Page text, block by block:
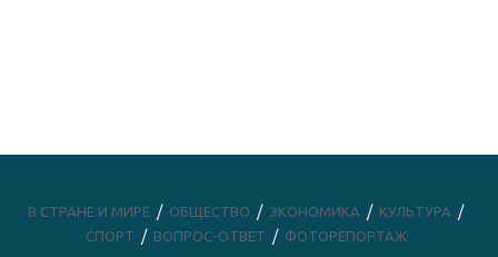
В СТРАНЕ И МИРЕ ОБЩЕСТВО ЭКОНОМИКА
КУЛЬТУРА
СПОРТ
ВОПРОС-ОТВЕТ ФОТОРЕПОРТАЖ